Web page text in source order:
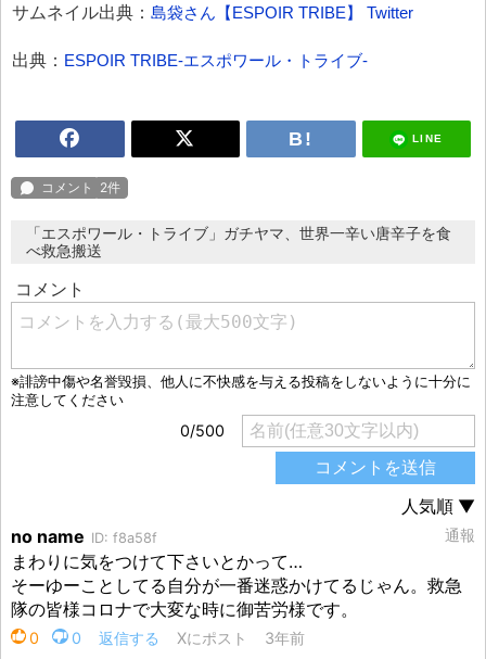
サムネイル出典： 島袋さん【ESPOIR TRIBE】 Twitter
出典： ESPOIR TRIBE-エスポワール・トライブ-
LINE
「エスポワール・トライブ」ガチヤマ、世界一辛い唐辛子を食
べ救急搬送